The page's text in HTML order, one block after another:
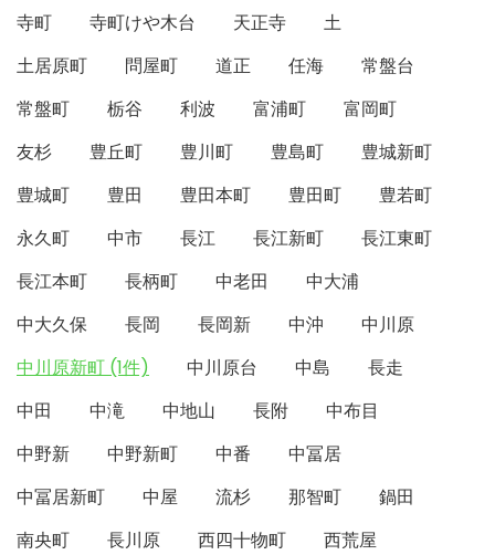
寺町
寺町けや木台 天正寺
土
土居原町
問屋町 道正 任海
常盤台
常盤町
栃谷 利波 富浦町
富岡町
友杉
豊丘町 豊川町 豊島町
豊城新町
豊城町
豊田 豊田本町 豊田町
豊若町
永久町
中市 長江 長江新町
長江東町
長江本町
長柄町 中老田
中大浦
中大久保
長岡 長岡新 中沖
中川原
中川原新町 (1件)
中川原台 中島
長走
中田
中滝 中地山 長附
中布目
中野新
中野新町 中番
中冨居
中冨居新町
中屋 流杉 那智町
鍋田
南央町
長川原 西四十物町
西荒屋